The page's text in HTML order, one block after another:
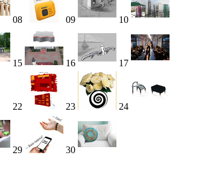
08 09 10
15 16 17
22 23 24
29
30